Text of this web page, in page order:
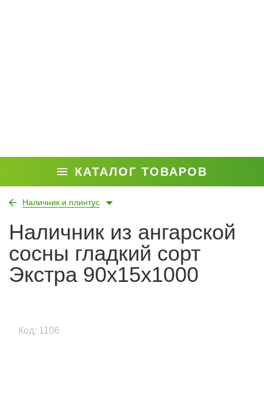
КАТАЛОГ ТОВАРОВ
Наличник и плинтус
Наличник из ангарской
сосны гладкий сорт
Экстра 90x15x1000
Код: 1106